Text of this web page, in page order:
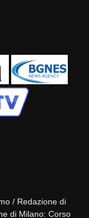
/ Redazione di
di Milano: Corso